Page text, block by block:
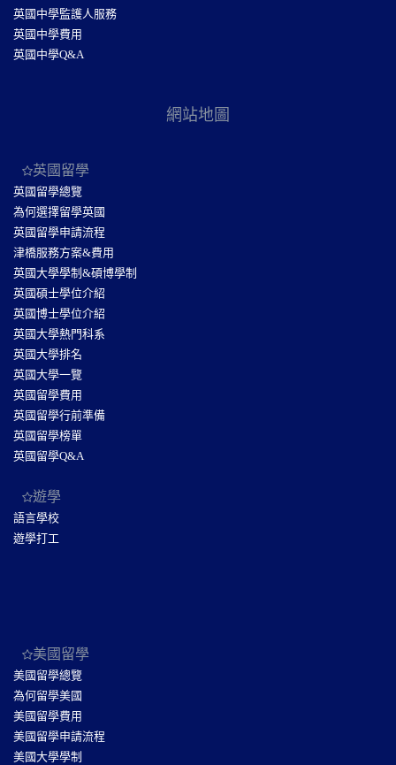
英國中學監護人服務
英國中學費用
英國中學Q&A
網站地圖
英國留學
英國留學總覽
為何選擇留學英國
英國留學申請流程
津橋服務方案&費用
英國大學學制&碩博學制
英國碩士學位介紹
英國博士學位介紹
英國大學熱門科系
英國大學排名
英國大學一覽
英國留學費用
英國留學行前準備
英國留學榜單
英國留學Q&A
遊學
語言學校
遊學打工
美國留學
美國留學總覽
為何留學美國
美國留學費用
美國留學申請流程
美國大學學制